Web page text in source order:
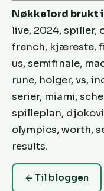
Nøkkelord brukt
live, 2024, spiller,
french, kjæreste,
us, semifinale,
rune, holger, vs,
serier, miami,
spilleplan,
olympics, worth,
results.
← Til bloggen